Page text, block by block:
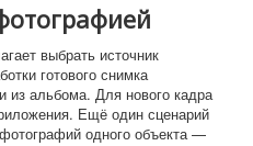
выбрать источник
готового снимка
из альбома. Для нового кадра
Ещё один сценарий
одного объекта —